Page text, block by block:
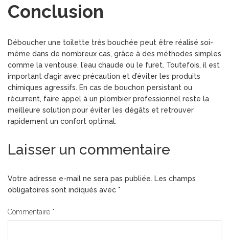
Conclusion
Déboucher une toilette très bouchée peut être réalisé soi-
même dans de nombreux cas, grâce à des méthodes simples
comme la ventouse, l’eau chaude ou le furet. Toutefois, il est
important d’agir avec précaution et d’éviter les produits
chimiques agressifs. En cas de bouchon persistant ou
récurrent, faire appel à un plombier professionnel reste la
meilleure solution pour éviter les dégâts et retrouver
rapidement un confort optimal.
Laisser un commentaire
Votre adresse e-mail ne sera pas publiée. Les champs
obligatoires sont indiqués avec *
Commentaire *